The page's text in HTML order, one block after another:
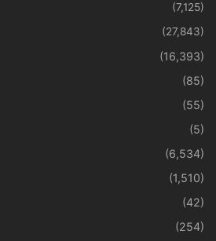
(7,125)
(27,843)
(16,393)
(85)
(55)
(5)
(6,534)
(1,510)
(42)
(254)